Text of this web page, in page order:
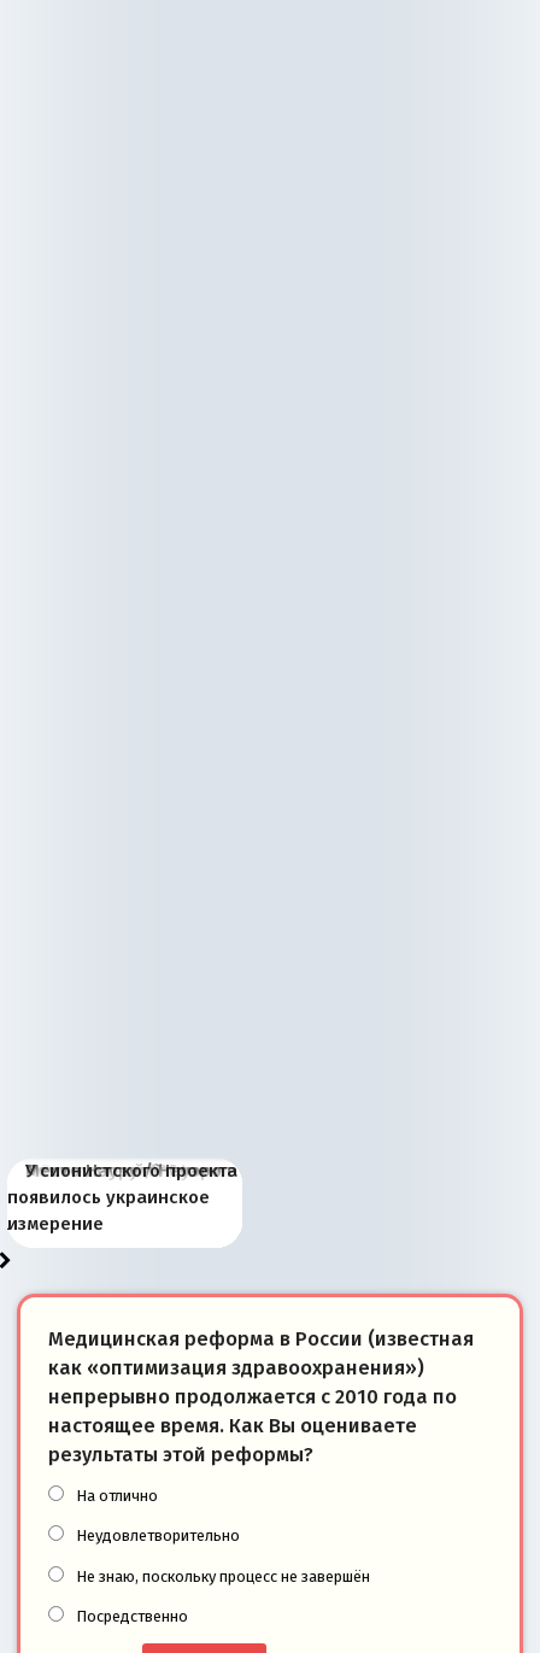
Киевская марионетка
Запада рассказала о
«переобувании» хозяев
В России назрели
перемены: 15 шагов к
суверенной экономике
Миграционный пожар
Европы
Россия начинает
сбрасывать балласт
Анкориджа
Россия зимой 1904
года: первые уступки во
внутренней политике
Русская нация вчера и
сегодня
Почему правый крах в
Варшаве не поможет её
отношениям с Россией?
Место Науру / Науэро в
современной истории
Южной Осетии
У сионистского проекта
появилось украинское
измерение
Медицинская реформа в России (известная
как «оптимизация здравоохранения»)
непрерывно продолжается с 2010 года по
настоящее время. Как Вы оцениваете
результаты этой реформы?
На отлично
Неудовлетворительно
Не знаю, поскольку процесс не завершён
Посредственно